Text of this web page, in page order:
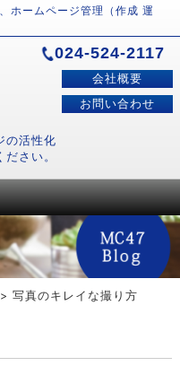
ホームページ管理（作成 運
の活性化
さい。
024-524-2117
会社概要
お問い合わせ
> 写真のキレイな撮り方